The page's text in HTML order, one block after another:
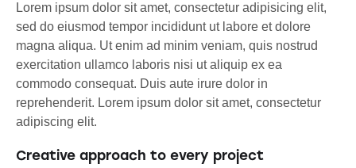
Lorem ipsum dolor sit amet, consectetur adipisicing elit,
sed do eiusmod tempor incididunt ut labore et dolore
magna aliqua. Ut enim ad minim veniam, quis nostrud
exercitation ullamco laboris nisi ut aliquip ex ea
commodo consequat. Duis aute irure dolor in
reprehenderit. Lorem ipsum dolor sit amet, consectetur
adipiscing elit.
Creative approach to every project